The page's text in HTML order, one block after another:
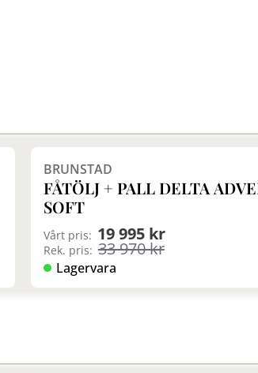
BRUNSTAD
FÅTÖLJ + PALL DELTA
SOFT
Vårt pris: 19 995 kr
Rek. pris: 33 970 kr
Lagervara